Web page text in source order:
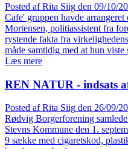
Posted afRita Siig den 09/10/
Cafe' gruppen havde
Mortensen, politiassistent fra
rystende fakta fra
måde samtidig med at hun
Læs mere
REN NATUR - indsats
Posted afRita Siig den 26/09/
Rødvig Borgerforening
Stevns Kommune den 1.
9 sække med cigaretskod,